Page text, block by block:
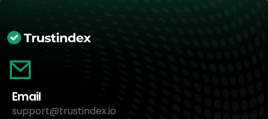
Email
support@trustindex.io